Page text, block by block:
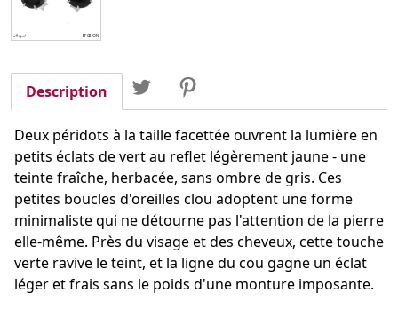
Partager Partager Tweet
Description
Deux péridots à la taille facettée ouvrent la lumière en
petits éclats de vert au reflet légèrement jaune - une
teinte fraîche, herbacée, sans ombre de gris. Ces
petites boucles d'oreilles clou adoptent une forme
minimaliste qui ne détourne pas l'attention de la pierre
elle-même. Près du visage et des cheveux, cette touche
verte ravive le teint, et la ligne du cou gagne un éclat
léger et frais sans le poids d'une monture imposante.